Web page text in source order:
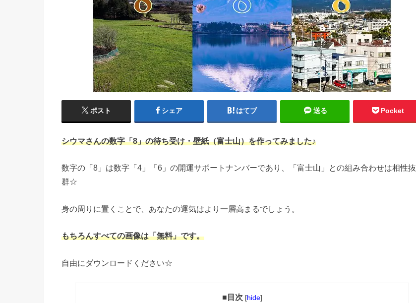
ポスト シェア はてブ 送る Pocket
シウマさんの数字「8」の待ち受け・壁紙（富士山）を作ってみました♪
数字の「8」は数字「4」「6」の開運サポートナンバーであり、「富士山」との組み合わせは相性抜
群☆
身の周りに置くことで、あなたの運気はより一層高まるでしょう。
もちろんすべての画像は「無料」です。
自由にダウンロードください☆
■目次 [hide]